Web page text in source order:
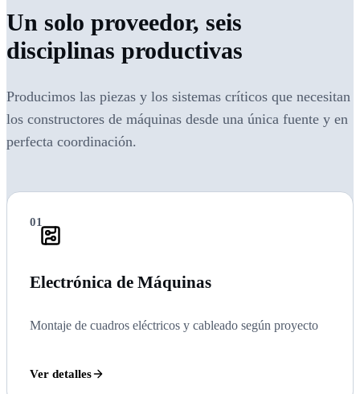
Un solo proveedor, seis
disciplinas productivas
Producimos las piezas y los sistemas críticos que necesitan
los constructores de máquinas desde una única fuente y en
perfecta coordinación.
01
Electrónica de Máquinas
Montaje de cuadros eléctricos y cableado según proyecto
Ver detalles